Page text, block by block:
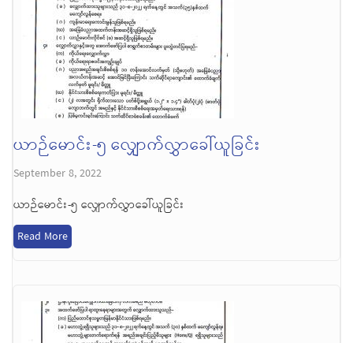
ယာဉ်မောင်း-၅ လျှောက်လွှာခေါ်ယူခြင်း
September 8, 2022
ယာဉ်မောင်း-၅ လျှောက်လွှာခေါ်ယူခြင်း
Read More